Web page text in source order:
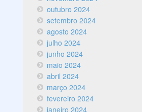
outubro 2024
setembro 2024
agosto 2024
julho 2024
junho 2024
maio 2024
abril 2024
março 2024
fevereiro 2024
janeiro 2024